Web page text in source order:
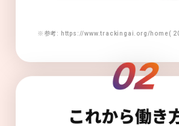
※参考: https://www.trackingai.org/home(